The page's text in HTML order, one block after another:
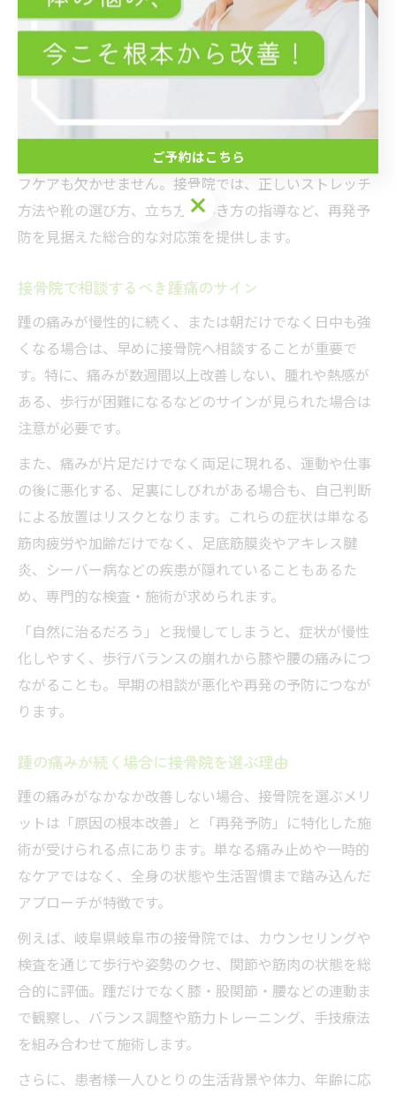
の崩れ、筋肉の緊張・関節のゆがみなどを丁寧に検査
し、個々の身体状態に合わせて改善策を提案します。例
えば、足裏やふくらはぎの筋肉の柔軟性を高める手技療
法や、歩行の指導、適切なテーピング施術などが代表的
また、再発を防ぐためには日常生活での負担軽減やセル
フケアも欠かせません。接骨院では、正しいストレッチ
方法や靴の選び方、立ち方・歩き方の指導など、再発予
防を見据えた総合的な対応策を提供します。
接骨院で相談するべき踵痛のサイン
踵の痛みが慢性的に続く、または朝だけでなく日中も強
くなる場合は、早めに接骨院へ相談することが重要で
す。特に、痛みが数週間以上改善しない、腫れや熱感が
ある、歩行が困難になるなどのサインが見られた場合は
注意が必要です。
また、痛みが片足だけでなく両足に現れる、運動や仕事
の後に悪化する、足裏にしびれがある場合も、自己判断
による放置はリスクとなります。これらの症状は単なる
筋肉疲労や加齢だけでなく、足底筋膜炎やアキレス腱
炎、シーバー病などの疾患が隠れていることもあるた
め、専門的な検査・施術が求められます。
「自然に治るだろう」と我慢してしまうと、症状が慢性
化しやすく、歩行バランスの崩れから膝や腰の痛みにつ
ながることも。早期の相談が悪化や再発の予防につなが
ります。
踵の痛みが続く場合に接骨院を選ぶ理由
踵の痛みがなかなか改善しない場合、接骨院を選ぶメリ
ットは「原因の根本改善」と「再発予防」に特化した施
術が受けられる点にあります。単なる痛み止めや一時的
なケアではなく、全身の状態や生活習慣まで踏み込んだ
アプローチが特徴です。
例えば、岐阜県岐阜市の接骨院では、カウンセリングや
検査を通じて歩行や姿勢のクセ、関節や筋肉の状態を総
合的に評価。踵だけでなく膝・股関節・腰などの連動ま
で観察し、バランス調整や筋力トレーニング、手技療法
を組み合わせて施術します。
さらに、患者様一人ひとりの生活背景や体力、年齢に応
ご予約はこちら
ご予約はこちら